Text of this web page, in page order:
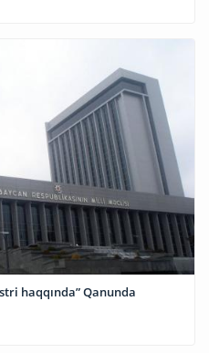
haqqında” Qanunda